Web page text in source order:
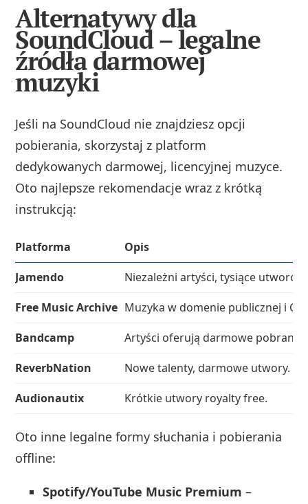
Alternatywy dla
SoundCloud – legalne
źródła darmowej
muzyki
Jeśli na SoundCloud nie znajdziesz opcji
pobierania, skorzystaj z platform
dedykowanych darmowej, licencyjnej muzyce.
Oto najlepsze rekomendacje wraz z krótką
instrukcją:
Platforma
Opis
Jamendo
Niezależni artyści, tysiące utworów.
Free Music Archive Muzyka w domenie publicznej i CC.
Bandcamp
Artyści oferują darmowe pobrania
ReverbNation
Nowe talenty, darmowe utwory.
Audionautix
Krótkie utwory royalty free.
Oto inne legalne formy słuchania i pobierania
offline:
Spotify/YouTube Music Premium –